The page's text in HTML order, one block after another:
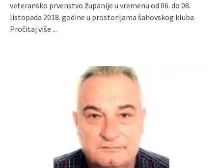
veteransko prvenstvo županije u vremenu od 06. do 08.
listopada 2018. godine u prostorijama šahovskog kluba
Pročitaj više ...